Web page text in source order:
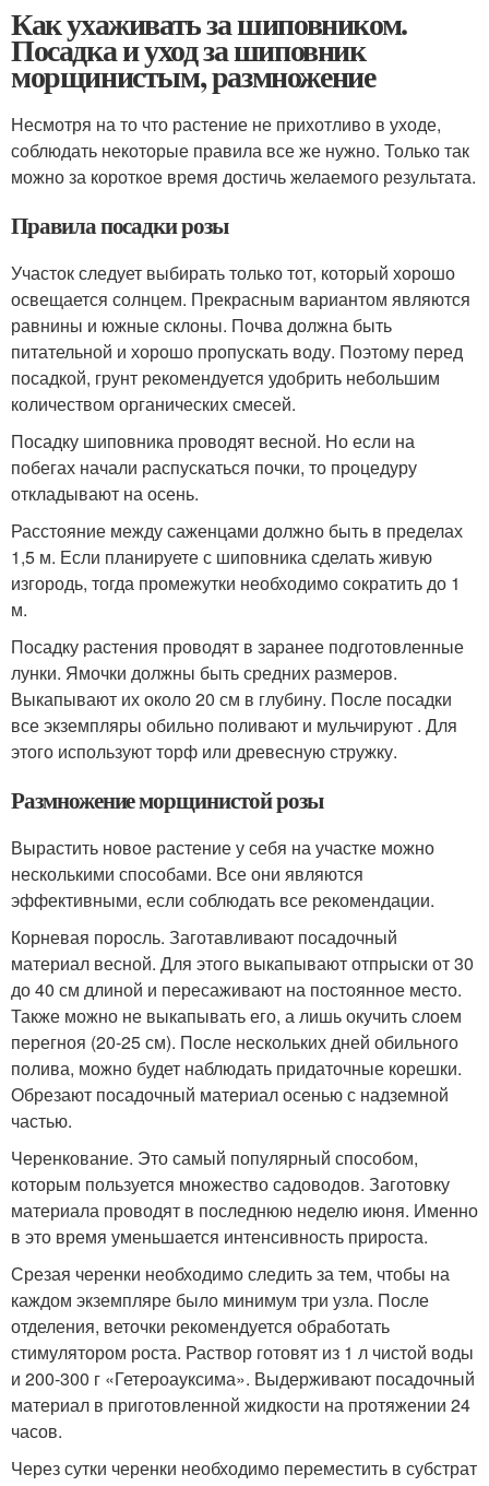
Как ухаживать за шиповником.
Посадка и уход за шиповник
морщинистым, размножение
Несмотря на то что растение не прихотливо в уходе,
соблюдать некоторые правила все же нужно. Только так
можно за короткое время достичь желаемого результата.
Правила посадки розы
Участок следует выбирать только тот, который хорошо
освещается солнцем. Прекрасным вариантом являются
равнины и южные склоны. Почва должна быть
питательной и хорошо пропускать воду. Поэтому перед
посадкой, грунт рекомендуется удобрить небольшим
количеством органических смесей.
Посадку шиповника проводят весной. Но если на
побегах начали распускаться почки, то процедуру
откладывают на осень.
Расстояние между саженцами должно быть в пределах
1,5 м. Если планируете с шиповника сделать живую
изгородь, тогда промежутки необходимо сократить до 1
м.
Посадку растения проводят в заранее подготовленные
лунки. Ямочки должны быть средних размеров.
Выкапывают их около 20 см в глубину. После посадки
все экземпляры обильно поливают и мульчируют . Для
этого используют торф или древесную стружку.
Размножение морщинистой розы
Вырастить новое растение у себя на участке можно
несколькими способами. Все они являются
эффективными, если соблюдать все рекомендации.
Корневая поросль. Заготавливают посадочный
материал весной. Для этого выкапывают отпрыски от 30
до 40 см длиной и пересаживают на постоянное место.
Также можно не выкапывать его, а лишь окучить слоем
перегноя (20-25 см). После нескольких дней обильного
полива, можно будет наблюдать придаточные корешки.
Обрезают посадочный материал осенью с надземной
частью.
Черенкование. Это самый популярный способом,
которым пользуется множество садоводов. Заготовку
материала проводят в последнюю неделю июня. Именно
в это время уменьшается интенсивность прироста.
Срезая черенки необходимо следить за тем, чтобы на
каждом экземпляре было минимум три узла. После
отделения, веточки рекомендуется обработать
стимулятором роста. Раствор готовят из 1 л чистой воды
и 200-300 г «Гетероауксима». Выдерживают посадочный
материал в приготовленной жидкости на протяжении 24
часов.
Через сутки черенки необходимо переместить в субстрат